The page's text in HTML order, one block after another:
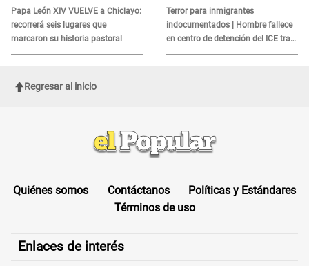
Papa León XIV VUELVE a Chiclayo:
recorrerá seis lugares que
marcaron su historia pastoral
es?
Terror para inmigrantes
indocumentados | Hombre fallece
en centro de detención del ICE tras
sufrir una "emergencia médica"
Regresar al inicio
Quiénes somos Contáctanos
Políticas y Estándares
Términos de uso
Enlaces de interés